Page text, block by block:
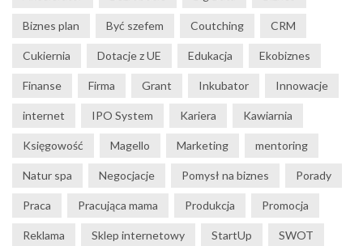
Biznes plan Być szefem Coutching CRM
Cukiernia Dotacje z UE Edukacja Ekobiznes
Finanse Firma Grant Inkubator Innowacje
internet IPO System Kariera Kawiarnia
Księgowość Magello Marketing mentoring
Natur spa Negocjacje Pomysł na biznes Porady
Praca Pracująca mama Produkcja Promocja
Reklama Sklep internetowy StartUp SWOT